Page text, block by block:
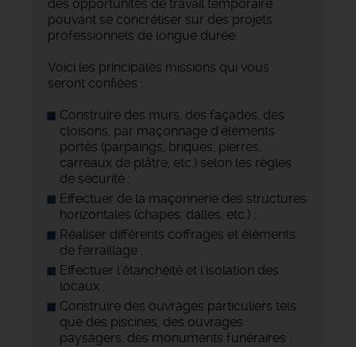
des opportunités de travail temporaire
pouvant se concrétiser sur des projets
professionnels de longue durée.
Voici les principales missions qui vous
seront confiées :
Construire des murs, des façades, des
cloisons, par maçonnage d'éléments
portés (parpaings, briques, pierres,
carreaux de plâtre, etc.) selon les règles
de sécurité ;
Effectuer de la maçonnerie des structures
horizontales (chapes, dalles, etc.) ;
Réaliser différents coffrages et éléments
de ferraillage ;
Effectuer l'étanchéité et l'isolation des
locaux ;
Construire des ouvrages particuliers tels
que des piscines, des ouvrages
paysagers, des monuments funéraires ;